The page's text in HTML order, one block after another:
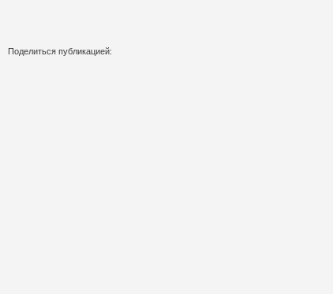
Поделиться публикацией: